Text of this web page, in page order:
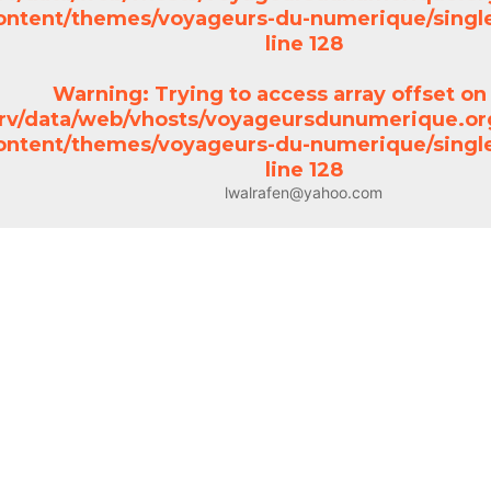
themes/voyageurs-du-numerique/
line 128
Warning: Trying to access array offset
data/web/vhosts/
themes/voyageurs-du-numerique/
line 128
lwalrafen@yahoo.com